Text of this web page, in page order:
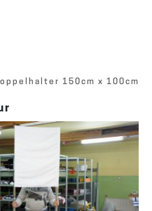
150cm x 100cm